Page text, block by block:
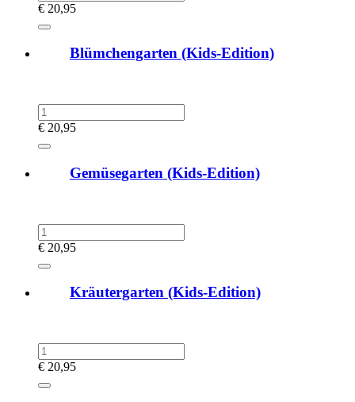
€ 20,95
Blümchengarten (Kids-Edition)
€ 20,95
Gemüsegarten (Kids-Edition)
€ 20,95
Kräutergarten (Kids-Edition)
€ 20,95